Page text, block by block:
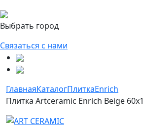
Выбрать город
Связаться с нами
ГлавнаяКаталогПлиткаEnrich
Плитка Artceramic Enrich Beige